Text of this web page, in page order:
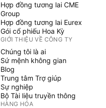
Hợp đồng tương lai CME
Group
Hợp đồng tương lai Eurex
Gói cổ phiếu Hoa Kỳ
GIỚI THIỆU VỀ CÔNG TY
Chúng tôi là ai
Sứ mệnh không gian
Blog
Trung tâm Trợ giúp
Sự nghiệp
Bộ Tài liệu truyền thông
HÀNG HÓA